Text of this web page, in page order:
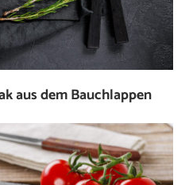
aus dem Bauchlappen